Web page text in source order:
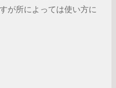
が所によっては使い方に